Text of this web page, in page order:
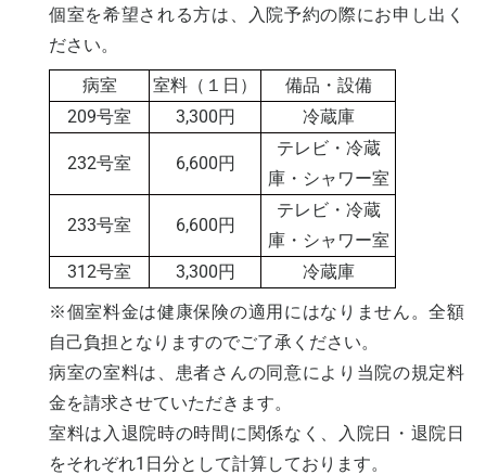
個室を希望される方は、入院予約の際にお申し出く
ださい。
病室
室料（１日）
備品・設備
209号室
3,300円 冷蔵庫
232号室 6,600円
テレビ・冷蔵
庫・シャワー室
233号室 6,600円
テレビ・冷蔵
庫・シャワー室
312号室
3,300円
冷蔵庫
※個室料金は健康保険の適用にはなりません。全額
自己負担となりますのでご了承ください。
病室の室料は、患者さんの同意により当院の規定料
金を請求させていただきます。
室料は入退院時の時間に関係なく、入院日・退院日
をそれぞれ1日分として計算しております。